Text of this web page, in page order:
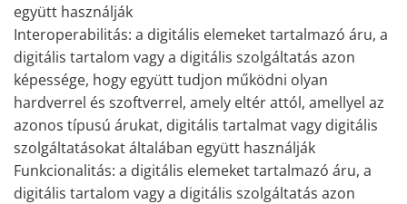
együtt használják
Interoperabilitás: a digitális elemeket tartalmazó áru, a
digitális tartalom vagy a digitális szolgáltatás azon
képessége, hogy együtt tudjon működni olyan
hardverrel és szoftverrel, amely eltér attól, amellyel az
azonos típusú árukat, digitális tartalmat vagy digitális
szolgáltatásokat általában együtt használják
Funkcionalitás: a digitális elemeket tartalmazó áru, a
digitális tartalom vagy a digitális szolgáltatás azon